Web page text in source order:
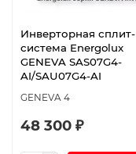
Инверторная сплит-
система Energolux
GENEVA SAS07G4-
AI/SAU07G4-AI
GENEVA 4
48 300 ₽